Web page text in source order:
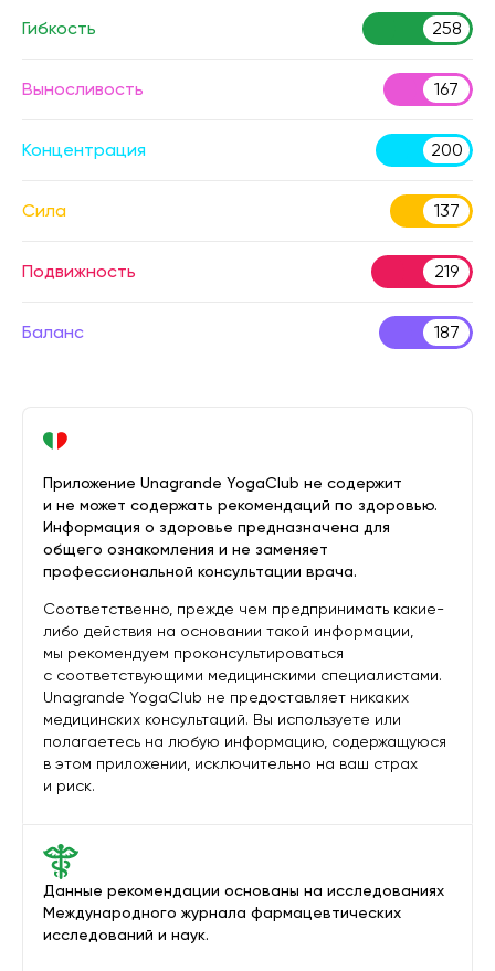
Гибкость 258
Выносливость 167
Концентрация 200
Сила 137
Подвижность 219
Баланс 187
Данные рекомендации основаны на исследованиях
Международного журнала фармацевтических
исследований и наук.
Приложение Unagrande YogaClub не содержит
и не может содержать рекомендаций по здоровью.
Информация о здоровье предназначена для
общего ознакомления и не заменяет
профессиональной консультации врача.
Соответственно, прежде чем предпринимать какие-
либо действия на основании такой информации,
мы рекомендуем проконсультироваться
с соответствующими медицинскими специалистами.
Unagrande YogaClub не предоставляет никаких
медицинских консультаций. Вы используете или
полагаетесь на любую информацию, содержащуюся
в этом приложении, исключительно на ваш страх
и риск.